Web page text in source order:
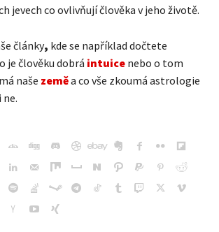
jevech co ovlivňují člověka v jeho životě.
články, kde se například dočtete
je člověku dobrá intuice nebo o tom
má naše zeměa co vše zkoumá astrologie
ne.